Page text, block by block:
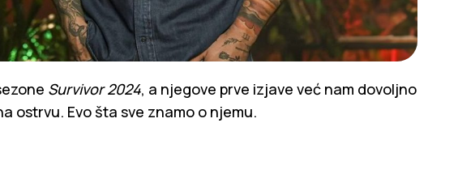
Survivor 2024, a njegove prve izjave već nam dovoljno
ostrvu. Evo šta sve znamo o njemu.